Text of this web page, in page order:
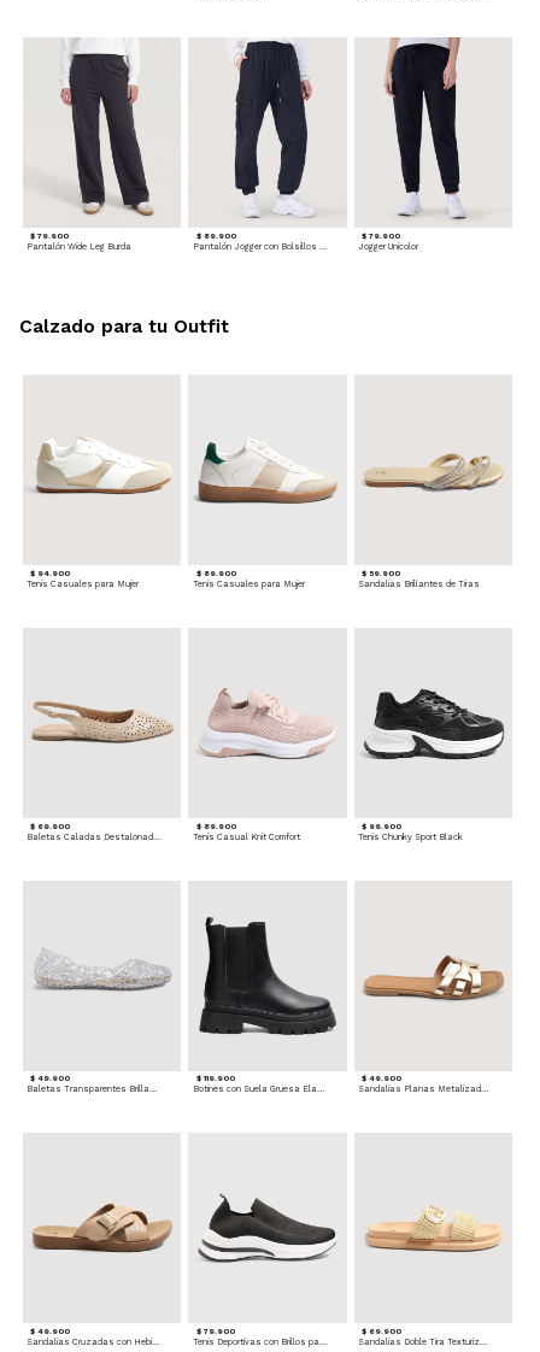
$ 79.900
Pantalón Wide Leg Burda
$ 89.900 $ 79.900
Jogger Unicolor
$ 94.900
Tenis Casuales para Mujer
$ 89.900
Tenis Casuales para Mujer
$ 59.900
Sandalias Brillantes de Tiras
$ 69.900 $ 89.900
Tenis Casual Knit Comfort
$ 99.900
Tenis Chunky Sport Black
$ 49.900
Baletas Transparentes Brillantes
$ 119.900
Botines con Suela Gruesa Elastizada
$ 49.900
Sandalias Planas Metalizadas
$ 49.900
Sandalias Cruzadas con Hebilla
$ 79.900
Tenis Deportivas con Brillos para mujer
$ 69.900
Sandalias Doble Tira Texturizada
Calzado para tu Outfit